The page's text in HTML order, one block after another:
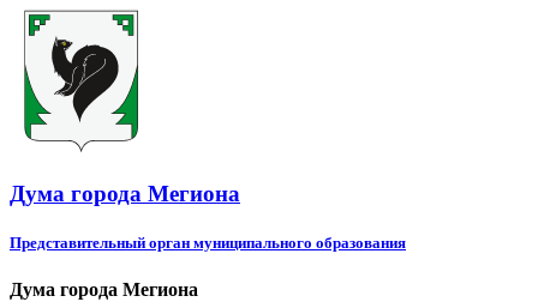
Дума города Мегиона
Представительный орган муниципального образования
Дума города Мегиона